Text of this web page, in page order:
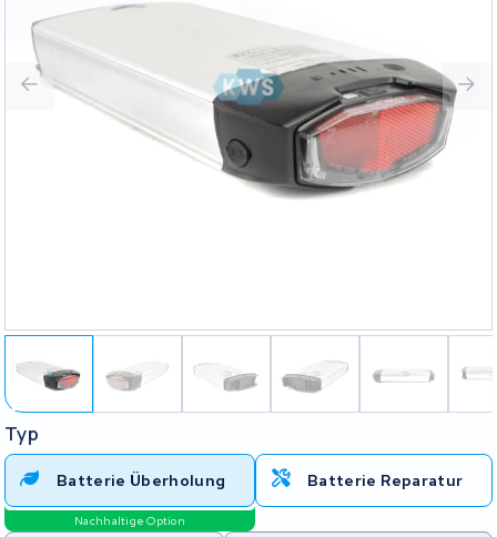
Typ
Batterie Überholung
Nachhaltige Option
Batterie Reparatur